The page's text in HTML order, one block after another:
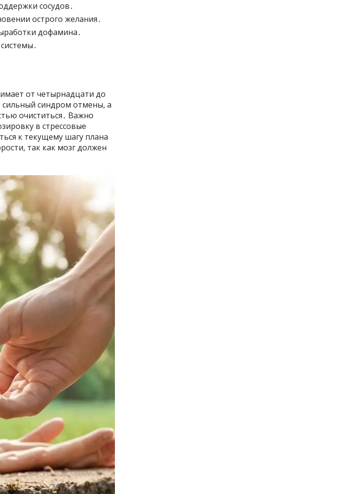
сосудов․
острого желания․
дофамина․
от четырнадцати до
синдром отмены, а
очиститься․ Важно
в стрессовые
к текущему шагу плана
так как мозг должен